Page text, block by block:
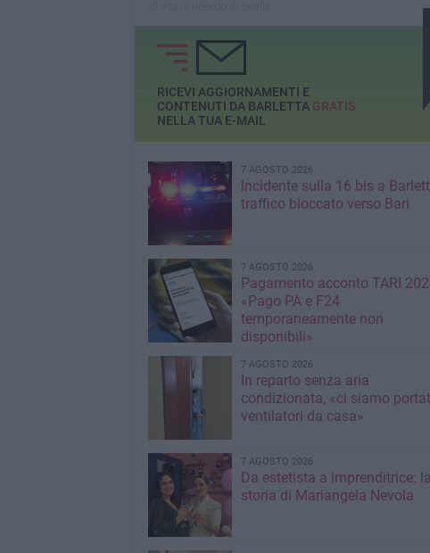
tragedia è ancora vivo nella
sua mente
RICEVI AGGIORNAMENTI E
CONTENUTI DA BARLETTA GRATIS
NELLA TUA E-MAIL
7 AGOSTO 2026
Incidente sulla 16 bis a
traffico bloccato verso Bari
7 AGOSTO 2026
Pagamento acconto TARI
«Pago PA e F24
temporaneamente non
disponibili»
7 AGOSTO 2026
In reparto senza aria
condizionata, «ci siamo
ventilatori da casa»
7 AGOSTO 2026
Da estetista a imprenditrice: la
storia di Mariangela Nevola